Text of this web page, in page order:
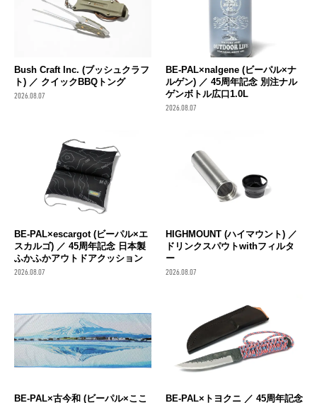
Bush Craft Inc. (ブッシュクラフ
ト) ／ クイックBBQトング
2026.08.07
BE-PAL×nalgene (ビーパル×ナ
ルゲン) ／ 45周年記念 別注ナル
ゲンボトル広口1.0L
2026.08.07
BE-PAL×escargot (ビーパル×エ
スカルゴ) ／ 45周年記念 日本製
ふかふかアウトドアクッション
2026.08.07
HIGHMOUNT (ハイマウント) ／
ドリンクスパウトwithフィルタ
ー
2026.08.07
BE-PAL×古今和 (ビーパル×ここ BE-PAL×トヨクニ ／ 45周年記念